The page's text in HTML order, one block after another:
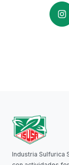
Industria Sulfurica